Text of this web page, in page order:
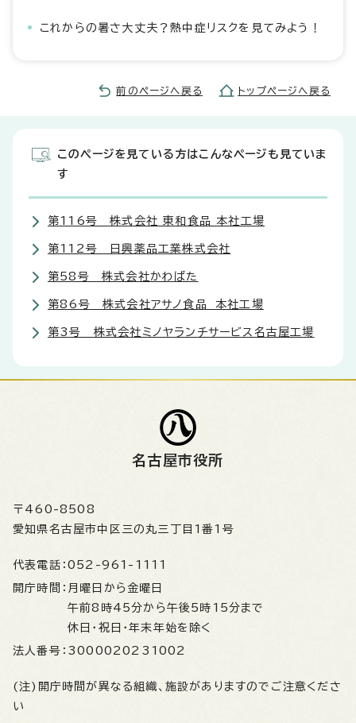
これからの暑さ大丈夫？熱中症リスクを見てみよう！
前のページへ戻る トップページへ戻る
このページを見ている方はこんなページも見ていま
す
第116号 株式会社 東和食品 本社工場
第112号 日興薬品工業株式会社
第58号 株式会社かわばた
第86号 株式会社アサノ食品 本社工場
第3号 株式会社ミノヤランチサービス名古屋工場
名古屋市役所
〒460-8508
愛知県名古屋市中区三の丸三丁目1番1号
代表電話： 052-961-1111
開庁時間： 月曜日から金曜日
午前8時45分から午後5時15分まで
休日・祝日・年末年始を除く
法人番号： 3000020231002
(注)開庁時間が異なる組織、施設がありますのでご注意くださ
い